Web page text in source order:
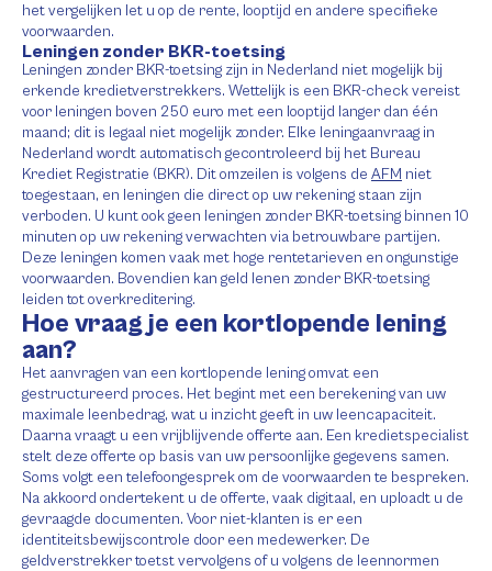
het vergelijken let u op de rente, looptijd en andere specifieke
voorwaarden.
Leningen zonder BKR-toetsing
Leningen zonder BKR-toetsing zijn in Nederland niet mogelijk bij
erkende kredietverstrekkers. Wettelijk is een BKR-check vereist
voor leningen boven 250 euro met een looptijd langer dan één
maand; dit is legaal niet mogelijk zonder. Elke leningaanvraag in
Nederland wordt automatisch gecontroleerd bij het Bureau
Krediet Registratie (BKR). Dit omzeilen is volgens de AFM niet
toegestaan, en leningen die direct op uw rekening staan zijn
verboden. U kunt ook geen leningen zonder BKR-toetsing binnen 10
minuten op uw rekening verwachten via betrouwbare partijen.
Deze leningen komen vaak met hoge rentetarieven en ongunstige
voorwaarden. Bovendien kan geld lenen zonder BKR-toetsing
leiden tot overkreditering.
Hoe vraag je een kortlopende lening
aan?
Het aanvragen van een kortlopende lening omvat een
gestructureerd proces. Het begint met een berekening van uw
maximale leenbedrag, wat u inzicht geeft in uw leencapaciteit.
Daarna vraagt u een vrijblijvende offerte aan. Een kredietspecialist
stelt deze offerte op basis van uw persoonlijke gegevens samen.
Soms volgt een telefoongesprek om de voorwaarden te bespreken.
Na akkoord ondertekent u de offerte, vaak digitaal, en uploadt u de
gevraagde documenten. Voor niet-klanten is er een
identiteitsbewijscontrole door een medewerker. De
geldverstrekker toetst vervolgens of u volgens de leennormen